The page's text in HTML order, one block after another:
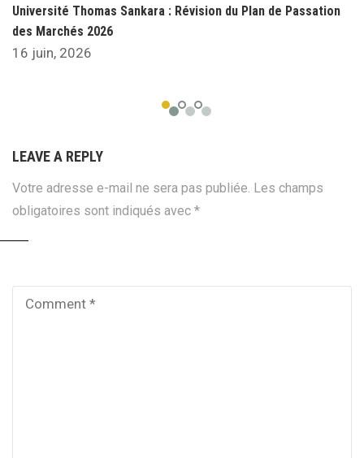
Université Thomas Sankara : Révision du Plan de Passation
des Marchés 2026
16 juin, 2026
LEAVE A REPLY
Votre adresse e-mail ne sera pas publiée. Les champs
obligatoires sont indiqués avec *